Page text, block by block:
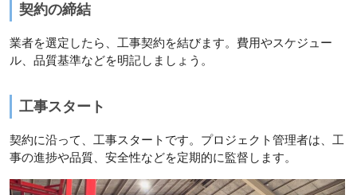
契約の締結
業者を選定したら、工事契約を結びます。費用やスケジュー
ル、品質基準などを明記しましょう。
工事スタート
契約に沿って、工事スタートです。プロジェクト管理者は、工
事の進捗や品質、安全性などを定期的に監督します。